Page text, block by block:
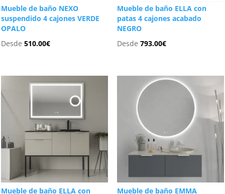
Mueble de baño NEXO
suspendido 4 cajones VERDE
OPALO
Desde510.00€
Mueble de baño ELLA con
patas 4 cajones acabado
NEGRO
Desde 793.00€
Mueble de baño ELLA con
Mueble de baño EMMA